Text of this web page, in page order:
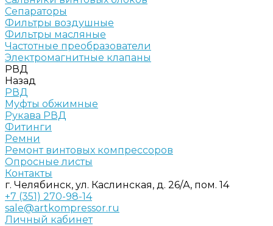
Сепараторы
Фильтры воздушные
Фильтры масляные
Частотные преобразователи
Электромагнитные клапаны
РВД
Назад
РВД
Муфты обжимные
Рукава РВД
Фитинги
Ремни
Ремонт винтовых компрессоров
Опросные листы
Контакты
г. Челябинск, ул. Каслинская, д. 26/А, пом. 14
+7 (351) 270-98-14
sale@artkompressor.ru
Личный кабинет